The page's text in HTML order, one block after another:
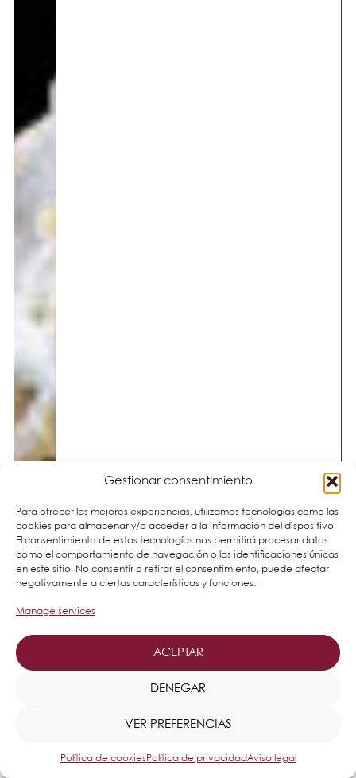
Gestionar consentimiento
Para ofrecer las mejores experiencias, utilizamos tecnologías como las
cookies para almacenar y/o acceder a la información del dispositivo.
El consentimiento de estas tecnologías nos permitirá procesar datos
como el comportamiento de navegación o las identificaciones únicas
en este sitio. No consentir o retirar el consentimiento, puede afectar
negativamente a ciertas características y funciones.
Manage services
ACEPTAR
DENEGAR
VER PREFERENCIAS
Política de cookiesPolítica de privacidadAviso legal